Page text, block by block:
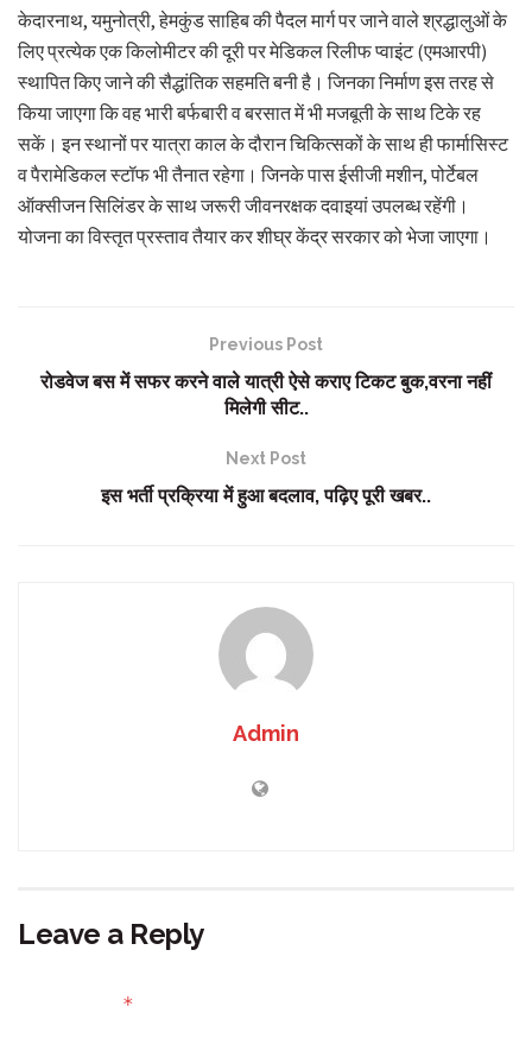
केदारनाथ, यमुनोत्री, हेमकुंड साहिब की पैदल मार्ग पर जाने वाले श्रद्धालुओं के
लिए प्रत्येक एक किलोमीटर की दूरी पर मेडिकल रिलीफ प्वाइंट (एमआरपी)
स्थापित किए जाने की सैद्धांतिक सहमति बनी है। जिनका निर्माण इस तरह से
किया जाएगा कि वह भारी बर्फबारी व बरसात में भी मजबूती के साथ टिके रह
सकें। इन स्थानों पर यात्रा काल के दौरान चिकित्सकों के साथ ही फार्मासिस्ट
व पैरामेडिकल स्टॉफ भी तैनात रहेगा। जिनके पास ईसीजी मशीन, पोर्टेबल
ऑक्सीजन सिलिंडर के साथ जरूरी जीवनरक्षक दवाइयां उपलब्ध रहेंगी।
योजना का विस्तृत प्रस्ताव तैयार कर शीघ्र केंद्र सरकार को भेजा जाएगा।
Previous Post
रोडवेज बस में सफर करने वाले यात्री ऐसे कराए टिकट बुक,वरना नहीं
मिलेगी सीट..
Next Post
इस भर्ती प्रक्रिया में हुआ बदलाव, पढ़िए पूरी खबर..
Admin
Leave a Reply
*